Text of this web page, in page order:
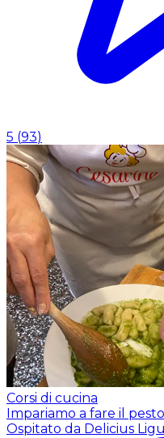
5 (93)
Corsi di cucina
Impariamo a fare il
Ospitato da Delicius